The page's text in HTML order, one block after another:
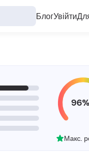
БлогУвійти
96%
Макс.